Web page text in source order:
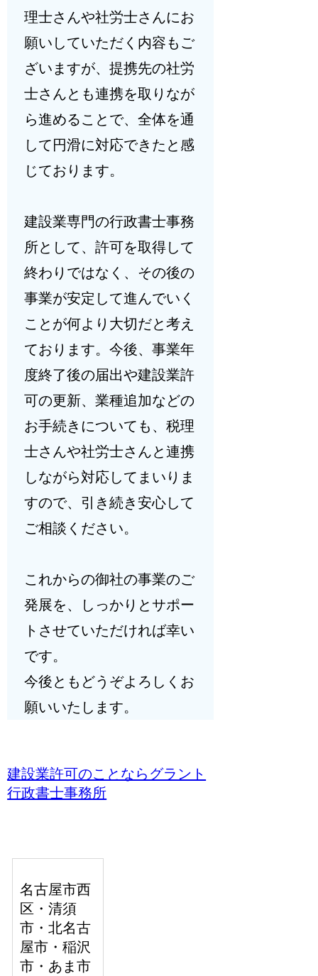
理士さんや社労士さんにお
願いしていただく内容もご
ざいますが、提携先の社労
士さんとも連携を取りなが
ら進めることで、全体を通
して円滑に対応できたと感
じております。
建設業専門の行政書士事務
所として、許可を取得して
終わりではなく、その後の
事業が安定して進んでいく
ことが何より大切だと考え
ております。今後、事業年
度終了後の届出や建設業許
可の更新、業種追加などの
お手続きについても、税理
士さんや社労士さんと連携
しながら対応してまいりま
すので、引き続き安心して
ご相談ください。
これからの御社の事業のご
発展を、しっかりとサポー
トさせていただければ幸い
です。
今後ともどうぞよろしくお
願いいたします。
建設業許可のことならグラント
行政書士事務所
名古屋市西
区・清須
市・北名古
屋市・稲沢
市・あま市